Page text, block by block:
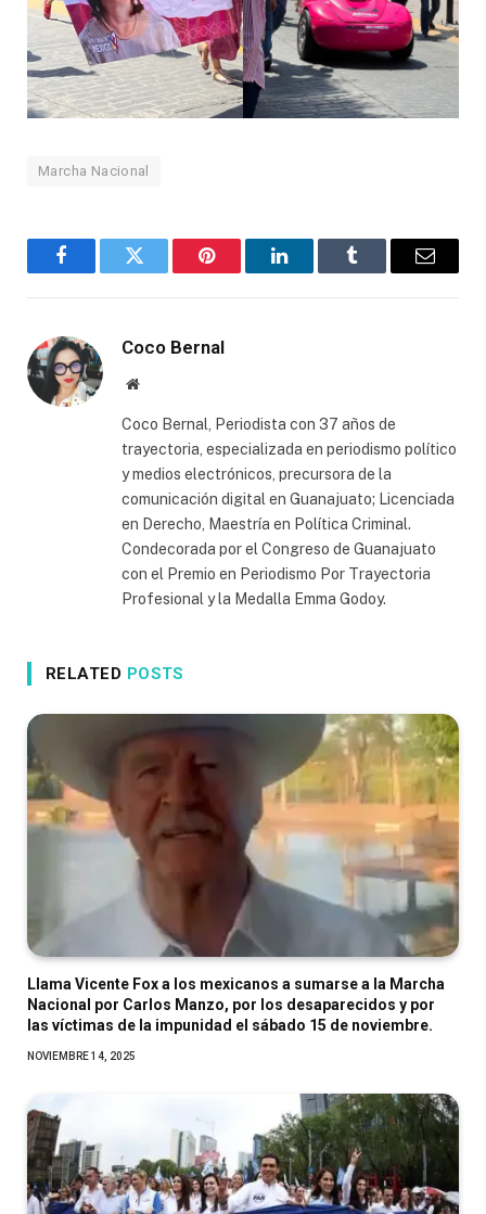
Marcha Nacional
FacebookTwitter Pinterest LinkedInTumblr Email
Coco Bernal
Website
Coco Bernal, Periodista con 37 años de
trayectoria, especializada en periodismo político
y medios electrónicos, precursora de la
comunicación digital en Guanajuato; Licenciada
en Derecho, Maestría en Política Criminal.
Condecorada por el Congreso de Guanajuato
con el Premio en Periodismo Por Trayectoria
Profesional y la Medalla Emma Godoy.
RELATED POSTS
Llama Vicente Fox a los mexicanos a sumarse a la Marcha
Nacional por Carlos Manzo, por los desaparecidos y por
las víctimas de la impunidad el sábado 15 de noviembre.
NOVIEMBRE 14, 2025